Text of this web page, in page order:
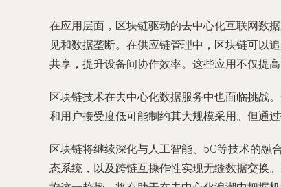
在应用层面，区块链驱动的去中心化互联网数
见和数据垄断。在供应链管理中，区块链可以
共享，提升设备间协作效率。这些应用不仅提
区块链技术在去中心化数据服务中也面临挑战
和用户接受度低可能制约其大规模采用。但通
区块链将继续深化与人工智能、5G等技术的融
态系统，以及跨链互操作性实现无缝数据交换